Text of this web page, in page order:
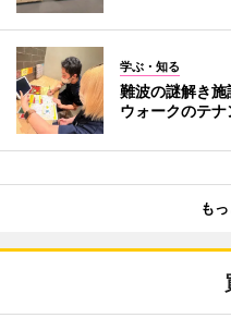
学ぶ・知る
難波の謎解き
ウォークのテナ
も